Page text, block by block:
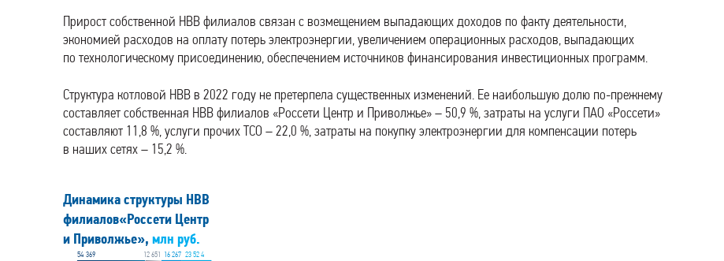
Прирост собственной НВВ филиалов связан с возмещением выпадающих доходов по факту деятельности,
экономией расходов на оплату потерь электроэнергии, увеличением операционных расходов, выпадающих
по технологическому присоединению, обеспечением источников финансирования инвестиционных программ.
Структура котловой НВВ в 2022 году не претерпела существенных изменений. Ее наибольшую долю по-прежнему
составляет собственная НВВ филиалов «Россети Центр и Приволжье» – 50,9 %, затраты на услуги ПАО «Россети»
составляют 11,8 %, услуги прочих ТСО – 22,0 %, затраты на покупку электроэнергии для компенсации потерь
в наших сетях – 15,2 %.
Динамика структуры НВВ
филиалов«Россети Центр
и Приволжье», млн руб.
54 369 12 651 16 267 23 52 4